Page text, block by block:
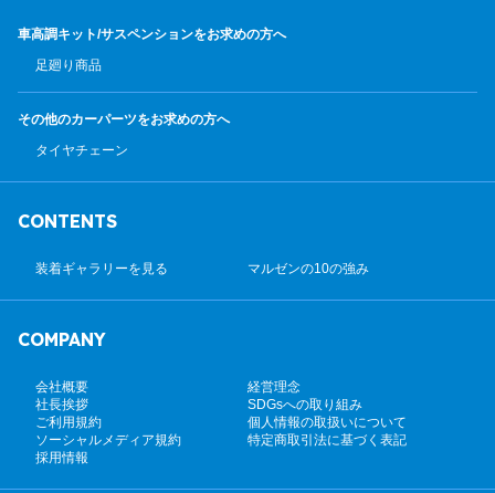
車高調キット/サスペンションをお求めの方へ
足廻り商品
その他のカーパーツをお求めの方へ
タイヤチェーン
CONTENTS
装着ギャラリーを見る マルゼンの10の強み
COMPANY
会社概要
経営理念
社長挨拶
SDGsへの取り組み
ご利用規約
個人情報の取扱いについて
ソーシャルメディア規約
特定商取引法に基づく表記
採用情報